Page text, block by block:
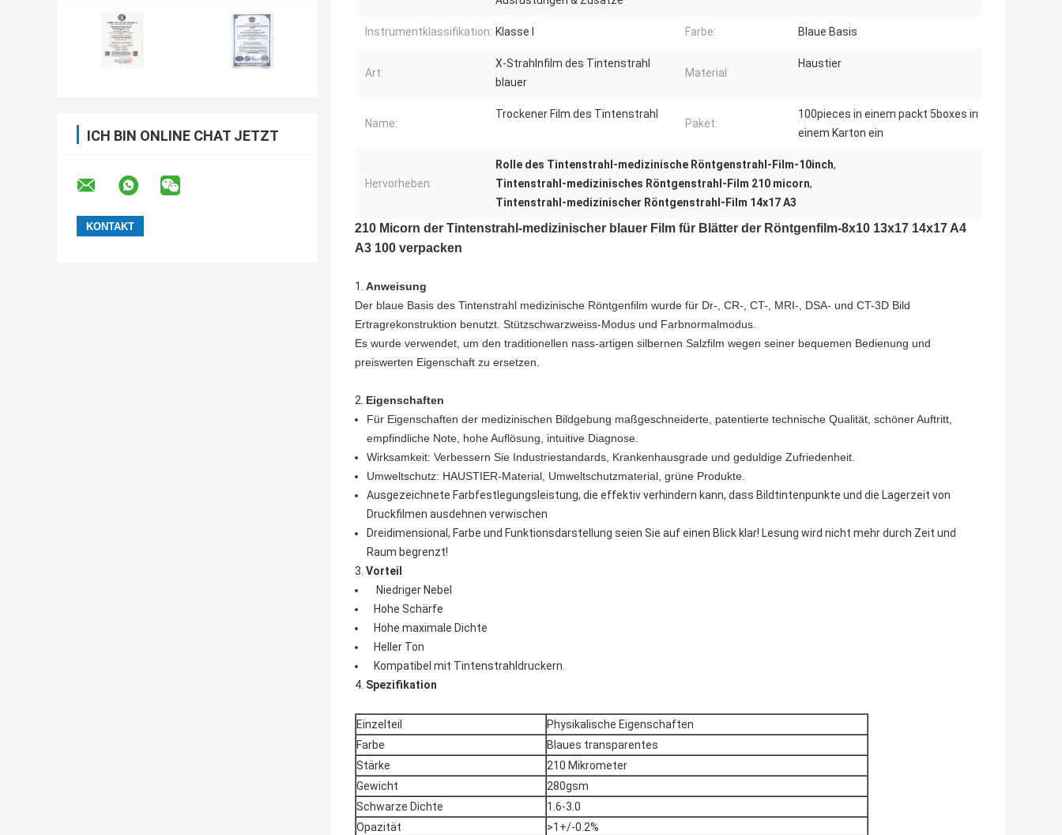
ICH BIN ONLINE CHAT JETZT
Instrumentklassifikation: Klasse I Farbe: Blaue Basis
Art:
X-Strahlnfilm des Tintenstrahl
blauer
Material:
Haustier
Name:
Trockener Film des Tintenstrahl
Paket:
100pieces in einem packt 5boxes in
einem Karton ein
Hervorheben:
Rolle des Tintenstrahl-medizinische Röntgenstrahl-Film-10inch,
Tintenstrahl-medizinisches Röntgenstrahl-Film 210 micorn,
Tintenstrahl-medizinischer Röntgenstrahl-Film 14x17 A3
210 Micorn der Tintenstrahl-medizinischer blauer Film für Blätter der Röntgenfilm-8x10 13x17 14x17 A4
A3 100 verpacken
1. Anweisung
Der blaue Basis des Tintenstrahl medizinische Röntgenfilm wurde für Dr-, CR-, CT-, MRI-, DSA- und CT-3D Bild
Ertragrekonstruktion benutzt. Stützschwarzweiss-Modus und Farbnormalmodus.
Es wurde verwendet, um den traditionellen nass-artigen silbernen Salzfilm wegen seiner bequemen Bedienung und
preiswerten Eigenschaft zu ersetzen.
2. Eigenschaften
Für Eigenschaften der medizinischen Bildgebung maßgeschneiderte, patentierte technische Qualität, schöner Auftritt,
empfindliche Note, hohe Auflösung, intuitive Diagnose.
Wirksamkeit: Verbessern Sie Industriestandards, Krankenhausgrade und geduldige Zufriedenheit.
Umweltschutz: HAUSTIER-Material, Umweltschutzmaterial, grüne Produkte.
Ausgezeichnete Farbfestlegungsleistung, die effektiv verhindern kann, dass Bildtintenpunkte und die Lagerzeit von
Druckfilmen ausdehnen verwischen
Dreidimensional, Farbe und Funktionsdarstellung seien Sie auf einen Blick klar! Lesung wird nicht mehr durch Zeit und
Raum begrenzt!
3. Vorteil
Niedriger Nebel
Hohe Schärfe
Hohe maximale Dichte
Heller Ton
Kompatibel mit Tintenstrahldruckern.
4. Spezifikation
Einzelteil
Physikalische Eigenschaften
Farbe
Blaues transparentes
Stärke
210 Mikrometer
Gewicht
280gsm
Schwarze Dichte
1.6-3.0
Opazität
>1+/-0.2%